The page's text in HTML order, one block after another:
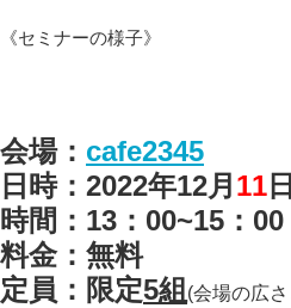
《セミナーの様子》
会場： cafe2345
日時：2022年12月 11
時間：13：00~15：00
料金：無料
定員：限定5組 (会場の広